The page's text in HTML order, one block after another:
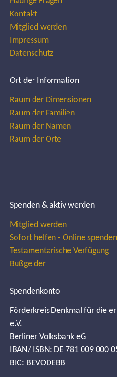
Kontakt
Mitglied werden
Impressum
Datenschutz
Ort der Information
Raum der Dimensionen
Raum der Familien
Raum der Namen
Raum der Orte
Spenden & aktiv werden
Mitglied werden
Sofort helfen - Online spenden
Testamentarische Verfügung
Bußgelder
Spendenkonto
Förderkreis Denkmal für die
e.V.
Berliner Volksbank eG
IBAN/ ISBN: DE 781 009 000
BIC: BEVODEBB